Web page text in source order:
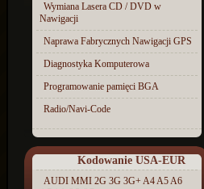
Wymiana Lasera CD / DVD w
Nawigacji
Naprawa Fabrycznych Nawigacji GPS
Diagnostyka Komputerowa
Programowanie pamięci BGA
Radio/Navi-Code
Kodowanie USA-EUR
AUDI MMI 2G 3G 3G+ A4 A5 A6